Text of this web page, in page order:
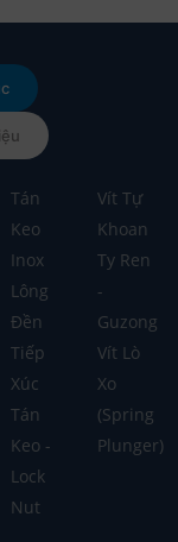
Tán
Keo
Inox
Lông
Đền
Tiếp
Xúc
Tán
Keo -
Lock
Nut
Vít Tự
Khoan
Ty Ren
-
Guzong
Vít Lò
Xo
(Spring
Plunger)